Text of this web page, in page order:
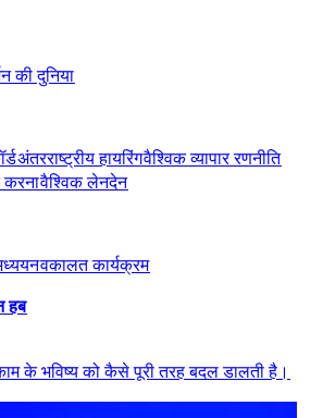
की दुनिया​​
अंतरराष्ट्रीय हायरिंग​​वैश्विक व्यापार रणनीति​​
करना​​वैश्विक लेनदेन​​
वकालत कार्यक्रम​​
हब​​
के भविष्य को कैसे पूरी तरह बदल डालती है।​​